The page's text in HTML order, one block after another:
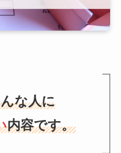
な人に
内容です。